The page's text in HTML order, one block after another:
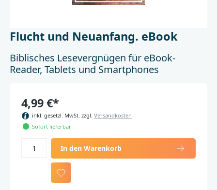
Flucht und Neuanfang. eBook
Biblisches Lesevergnügen für eBook-
Reader, Tablets und Smartphones
4,99 €*
inkl. gesetzl. MwSt. zzgl. Versandkosten
Sofort lieferbar
In den Warenkorb